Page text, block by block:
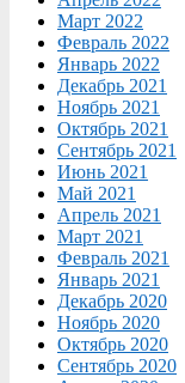
Март 2022
Февраль 2022
Январь 2022
Декабрь 2021
Ноябрь 2021
Октябрь 2021
Сентябрь 2021
Июнь 2021
Май 2021
Апрель 2021
Март 2021
Февраль 2021
Январь 2021
Декабрь 2020
Ноябрь 2020
Октябрь 2020
Сентябрь 2020